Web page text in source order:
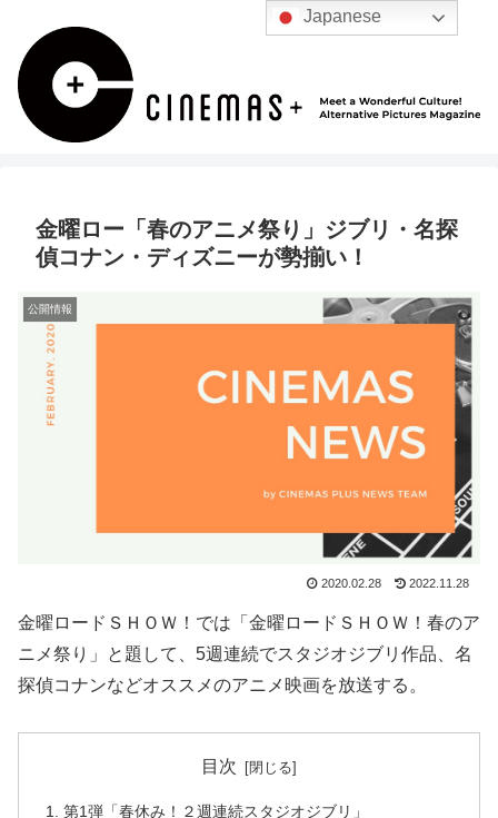
金曜ロー「春のアニメ祭り」ジブリ・名探
偵コナン・ディズニーが勢揃い！
公開情報
2020.02.28 2022.11.28
金曜ロードＳＨＯＷ！では「金曜ロードＳＨＯＷ！春のア
ニメ祭り」と題して、5週連続でスタジオジブリ作品、名
探偵コナンなどオススメのアニメ映画を放送する。
目次
第1弾「春休み！２週連続スタジオジブリ」
Japanese